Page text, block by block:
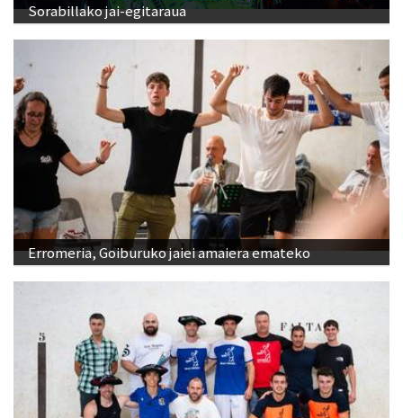
Sorabillako jai-egitaraua
Erromeria, Goiburuko jaiei amaiera emateko